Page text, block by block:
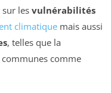
les vulnérabilités
climatique mais aussi
, telles que la
comme